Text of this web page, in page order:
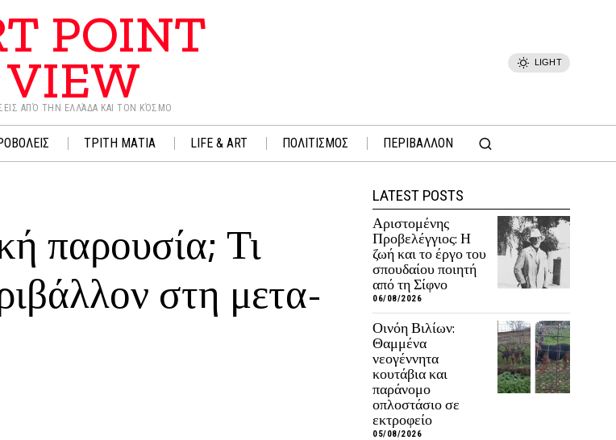
POINT
VIEW
ΑΠΌ ΤΗΝ ΕΛΛΆΔΑ ΚΑΙ ΤΟΝ ΚΌΣΜΟ
LIGHT
ΤΡΙΤΗ ΜΑΤΙΑ LIFE & ART ΠΟΛΙΤΙΣΜΟΣ ΠΕΡΙΒΑΛΛΟΝ
παρουσία; Τι
στη μετα-
LATEST POSTS
Αριστομένης
Προβελέγγιος: Η
ζωή και το έργο του
σπουδαίου ποιητή
από τη Σίφνο
06/08/2026
Οινόη Βιλίων:
Θαμμένα
νεογέννητα
κουτάβια και
παράνομο
οπλοστάσιο σε
εκτροφείο
05/08/2026